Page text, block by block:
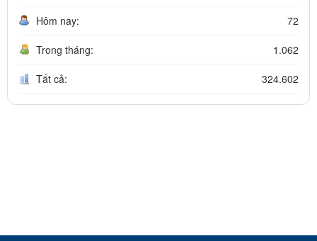
Hôm nay: 72
Trong tháng: 1.062
Tất cả: 324.602